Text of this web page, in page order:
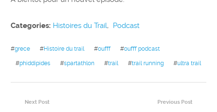
Categories: Histoires du Trail, Podcast
#grece #Histoire du trail #oufff #oufff podcast
#phiddipides #spartathlon #trail #trail running #ultra trail
Previous Post
Next Post